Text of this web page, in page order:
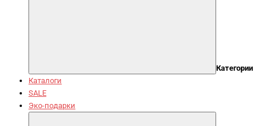
Категории
Каталоги
SALE
Эко-подарки